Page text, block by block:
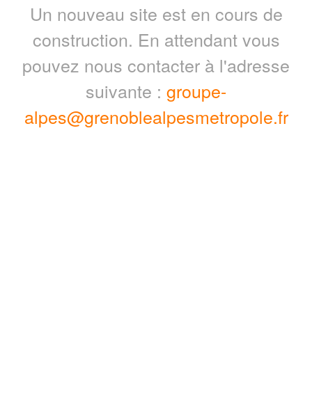
Un nouveau site est en cours de
construction. En attendant vous
pouvez nous contacter à l'adresse
suivante : groupe-
alpes@grenoblealpesmetropole.fr